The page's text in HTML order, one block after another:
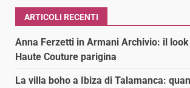
ARTICOLI RECENTI
Anna Ferzetti in Armani Archivio: il
Haute Couture parigina
La villa boho a Ibiza di Talamanca: